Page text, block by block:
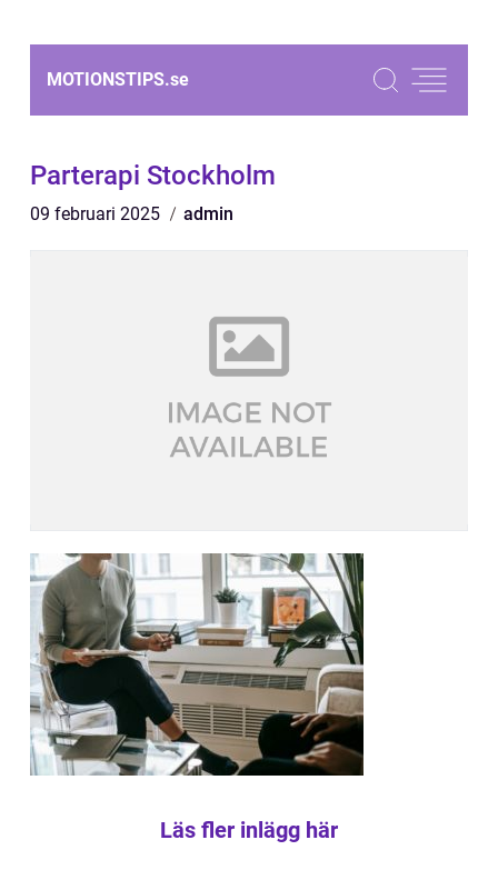
MOTIONSTIPS.se
Parterapi Stockholm
09 februari 2025 admin
Läs fler inlägg här